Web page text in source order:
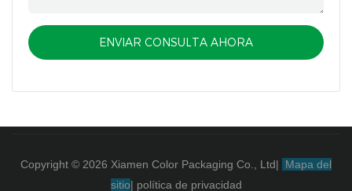
ENVIAR CONSULTA AHORA
Copyright © 2026 Xiamen Color Packaging Co., Ltd|
Mapa del
sitio| política de privacidad